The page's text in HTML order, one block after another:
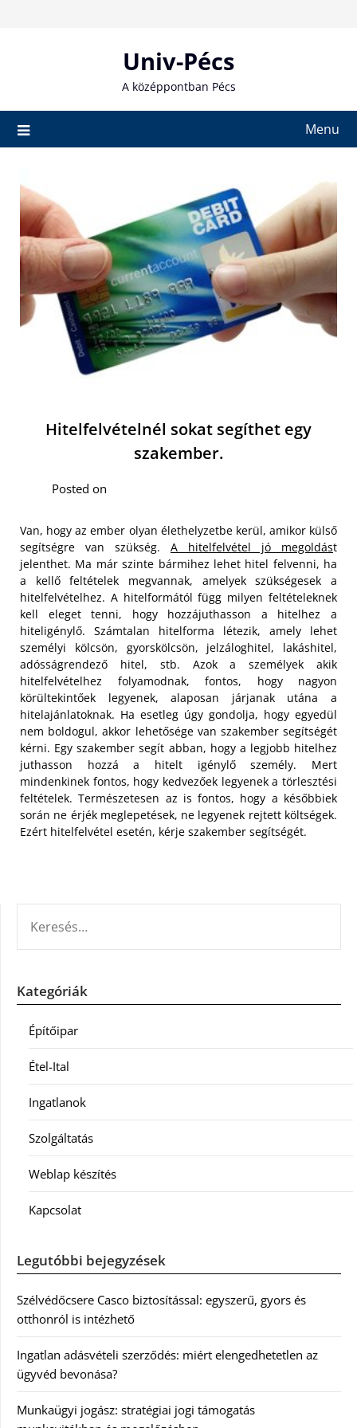
Univ-Pécs
A középpontban Pécs
Menu
Hitelfelvételnél sokat segíthet egy
szakember.
Posted on
Van, hogy az ember olyan élethelyzetbe kerül, amikor külső
segítségre van szükség. A hitelfelvétel jó megoldást
jelenthet. Ma már szinte bármihez lehet hitel felvenni, ha
a kellő feltételek megvannak, amelyek szükségesek a
hitelfelvételhez. A hitelformától függ milyen feltételeknek
kell eleget tenni, hogy hozzájuthasson a hitelhez a
hiteligénylő. Számtalan hitelforma létezik, amely lehet
személyi kölcsön, gyorskölcsön, jelzáloghitel, lakáshitel,
adósságrendező hitel, stb. Azok a személyek akik
hitelfelvételhez folyamodnak, fontos, hogy nagyon
körültekintőek legyenek, alaposan járjanak utána a
hitelajánlatoknak. Ha esetleg úgy gondolja, hogy egyedül
nem boldogul, akkor lehetősége van szakember segítségét
kérni. Egy szakember segít abban, hogy a legjobb hitelhez
juthasson hozzá a hitelt igénylő személy. Mert
mindenkinek fontos, hogy kedvezőek legyenek a törlesztési
feltételek. Természetesen az is fontos, hogy a későbbiek
során ne érjék meglepetések, ne legyenek rejtett költségek.
Ezért hitelfelvétel esetén, kérje szakember segítségét.
Kategóriák
Építőipar
Étel-Ital
Ingatlanok
Szolgáltatás
Weblap készítés
Kapcsolat
Legutóbbi bejegyzések
Szélvédőcsere Casco biztosítással: egyszerű, gyors és
otthonról is intézhető
Ingatlan adásvételi szerződés: miért elengedhetetlen az
ügyvéd bevonása?
Munkaügyi jogász: stratégiai jogi támogatás